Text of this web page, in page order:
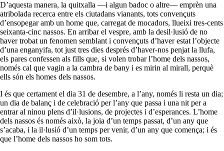
D’aquesta manera, la quitxalla —i algun badoc o altre— emprèn una
atribolada recerca entre els ciutadans vianants, tots convençuts
d’ensopegar amb un home que, carregat de mocadors, llueixi tres-cents
seixanta-cinc nassos. En arribar el vespre, amb la desil·lusió de no
haver trobat un fenomen semblant i convençuts d’haver estat l’objecte
d’una enganyifa, tot just tres dies després d’haver-nos penjat la llufa,
els pares confessen als fills que, si volen trobar l’home dels nassos,
només cal que vagin a la cambra de bany i es mirin al mirall, perquè
ells són els homes dels nassos.
I és que certament el dia 31 de desembre, a l’any, només li resta un dia;
un dia de balanç i de celebració per l’any que passa i una nit per a
entrar al ninou plens d’il·lusions, de projectes i d’esperances. L’home
dels nassos és només això, la joia d’un temps passat, d’un any que
s’acaba, i la il·lusió d’un temps per venir, d’un any que comença; i és
que l’home dels nassos ho som tots.